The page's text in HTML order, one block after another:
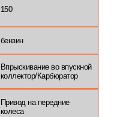
150
бензин
Впрыскивание во впускной
коллектор/Карбюратор
Привод на передние
колеса